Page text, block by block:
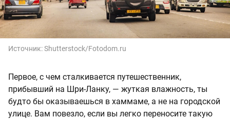
Источник:Shutterstock/Fotodom.ru
Первое, с чем сталкивается путешественник,
прибывший на Шри-Ланку, — жуткая влажность, ты
будто бы оказываешься в хаммаме, а не на городской
улице. Вам повезло, если вы легко переносите такую